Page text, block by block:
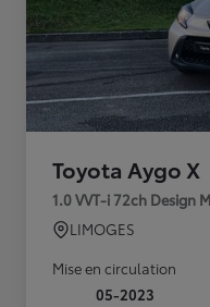
Toyota Aygo X
1.0 VVT-i 72ch Design
LIMOGES
Mise en circulation
05-2023